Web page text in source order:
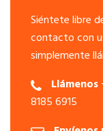
Siéntete libre
contacto con
simplemente
Llámenos
8185 6915